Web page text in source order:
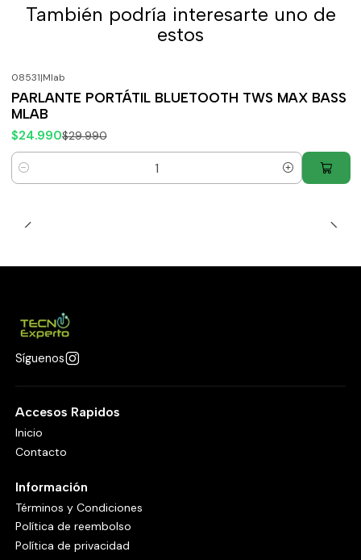
También podría interesarte uno de
estos
08531|Mlab
PARLANTE PORTÁTIL BLUETOOTH TWS MAX BASS
MLAB
$24.990$29.990
Cantidad
Síguenos
Accesos Rapidos
Inicio
Contacto
Información
Términos y Condiciones
Política de reembolso
Política de privacidad